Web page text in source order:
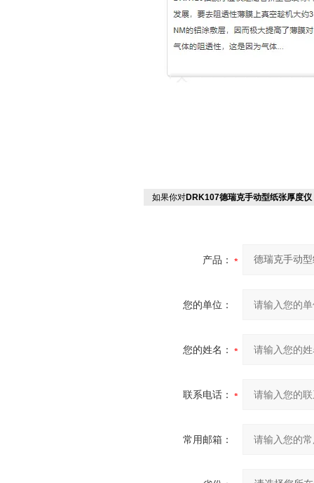
如果你对DRK107德瑞克手动型纸张厚度
产品：
您的单位：
您的姓名：
联系电话：
常用邮箱：